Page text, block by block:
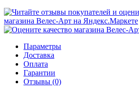
Параметры
Доставка
Оплата
Гарантии
Отзывы (0)